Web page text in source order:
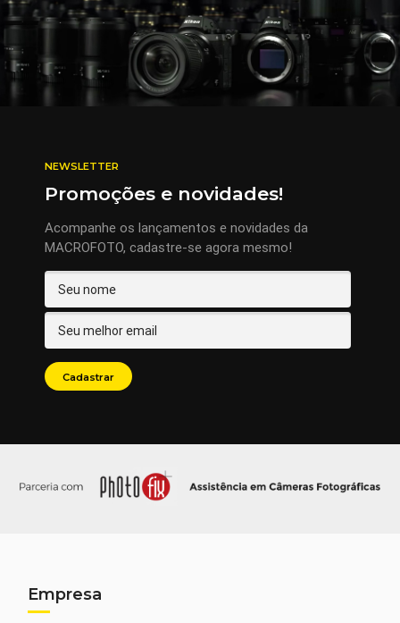
NEWSLETTER
Promoções e novidades!
Acompanhe os lançamentos e novidades da
MACROFOTO, cadastre-se agora mesmo!
Empresa